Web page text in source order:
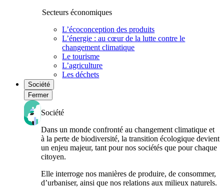
Secteurs économiques
L’écoconception des produits
L’énergie : au cœur de la lutte contre le
changement climatique
Le tourisme
L’agriculture
Les déchets
Société
Fermer
Société
Dans un monde confronté au changement climatique et
à la perte de biodiversité, la transition écologique devient
un enjeu majeur, tant pour nos sociétés que pour chaque
citoyen.
Elle interroge nos manières de produire, de consommer,
d’urbaniser, ainsi que nos relations aux milieux naturels.